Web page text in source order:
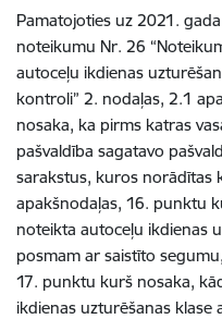
Pamatojoties uz 2021.
noteikumu Nr. 26
autoceļu ikdienas
kontroli” 2. nodaļas, 2.1
nosaka, ka pirms katras
pašvaldība sagatavo
sarakstus, kuros norādītas
apakšnodaļas, 16. punktu
noteikta autoceļu ikdienas
posmam ar saistīto
17. punktu kurš nosaka,
ikdienas uzturēšanas klase